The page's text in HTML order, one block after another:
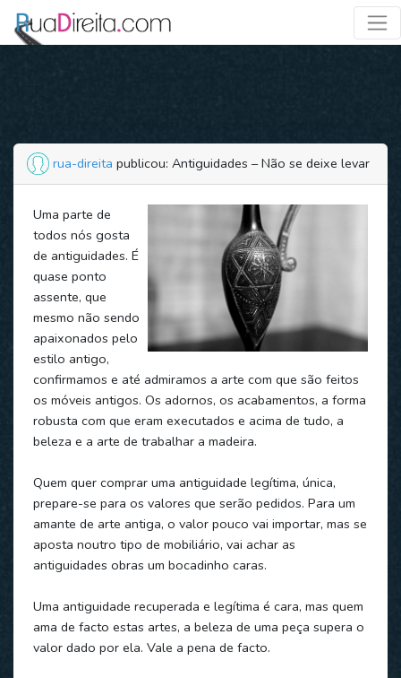
rua-direita publicou: Antiguidades – Não se deixe levar
Uma parte de
todos nós gosta
de antiguidades. É
quase ponto
assente, que
mesmo não sendo
apaixonados pelo
estilo antigo,
confirmamos e até admiramos a arte com que são feitos
os móveis antigos. Os adornos, os acabamentos, a forma
robusta com que eram executados e acima de tudo, a
beleza e a arte de trabalhar a madeira.
Quem quer comprar uma antiguidade legítima, única,
prepare-se para os valores que serão pedidos. Para um
amante de arte antiga, o valor pouco vai importar, mas se
aposta noutro tipo de mobiliário, vai achar as
antiguidades obras um bocadinho caras.
Uma antiguidade recuperada e legítima é cara, mas quem
ama de facto estas artes, a beleza de uma peça supera o
valor dado por ela. Vale a pena de facto.